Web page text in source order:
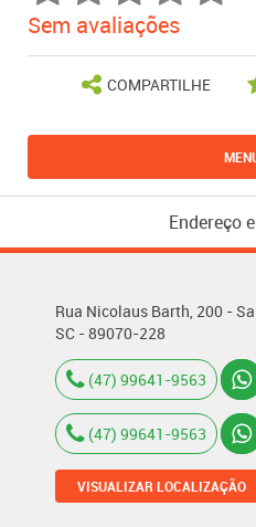
Sem avaliações
COMPARTILHE
Endereço
Rua Nicolaus Barth, 200 -
SC - 89070-228
(47) 99641-9563
(47) 99641-9563
VISUALIZAR LOCALIZAÇÃO